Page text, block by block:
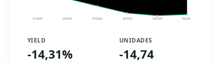
01/2026 02/2026 03/2026 04/2026 05/2026 06/2026
YIELD
-14,31%
UNIDADES
-14,74